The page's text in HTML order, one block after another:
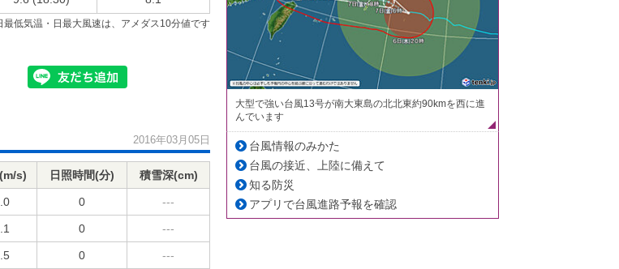
低気温・日最大風速は、アメダス10分値です
2016年03月05日
s) 日照時間(分) 積雪深(cm)
0 ---
0 ---
0 ---
大型で強い台風13号が南大東島の北北東約90kmを西に進
んでいます
台風情報のみかた
台風の接近、上陸に備えて
知る防災
アプリで台風進路予報を確認